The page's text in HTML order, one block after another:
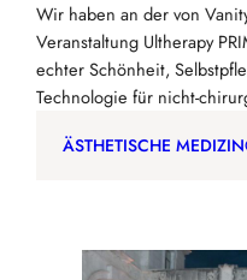
Wir haben an der von
Veranstaltung Ultherapy
echter Schönheit,
Technologie für nicht-
ÄSTHETISCHE MEDIZIN